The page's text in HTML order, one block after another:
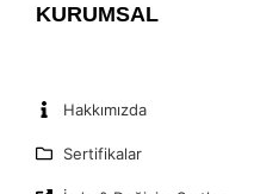
KURUMSAL
Hakkımızda
Sertifikalar